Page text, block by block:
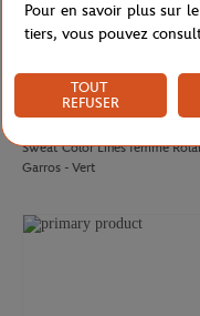
ROLAND GARROS
Sweat Color Lines femme
Garros - Vert
Pour en savoir plus sur
tiers, vous pouvez
TOUT
REFUSER